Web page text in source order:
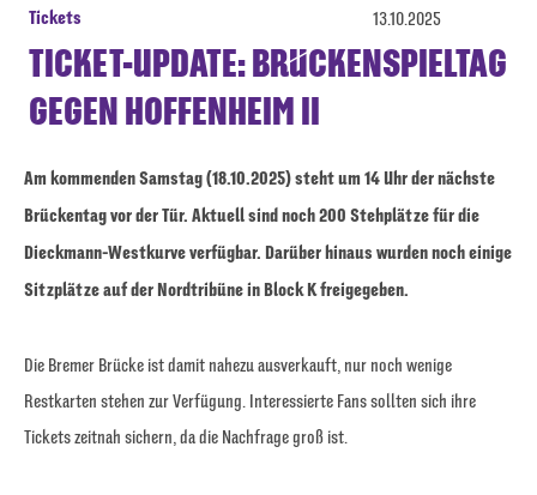
Tickets 13.10.2025
TICKET-UPDATE: BRÜCKENSPIELTAG
GEGEN HOFFENHEIM II
Am kommenden Samstag (18.10.2025) steht um 14 Uhr der nächste
Brückentag vor der Tür. Aktuell sind noch 200 Stehplätze für die
Dieckmann-Westkurve verfügbar. Darüber hinaus wurden noch einige
Sitzplätze auf der Nordtribüne in Block K freigegeben.
Die Bremer Brücke ist damit nahezu ausverkauft, nur noch wenige
Restkarten stehen zur Verfügung. Interessierte Fans sollten sich ihre
Tickets zeitnah sichern, da die Nachfrage groß ist.